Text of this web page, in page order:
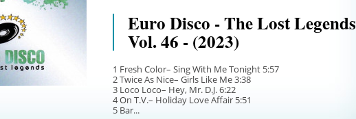
Euro Disco - The Lost Legends
Vol. 46 - (2023)
1 Fresh Color– Sing With Me Tonight 5:57
2 Twice As Nice– Girls Like Me 3:38
3 Loco Loco– Hey, Mr. D.J. 6:22
4 On T.V.– Holiday Love Affair 5:51
5 Bar...